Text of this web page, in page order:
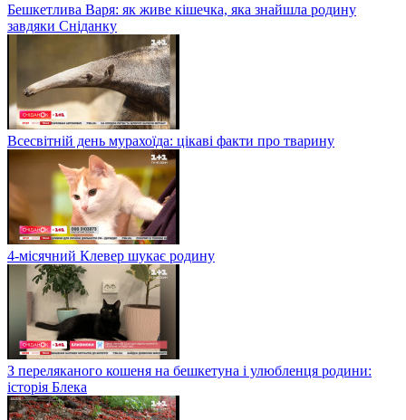
Бешкетлива Варя: як живе кішечка, яка знайшла родину
завдяки Сніданку
Всесвітній день мурахоїда: цікаві факти про тварину
4-місячний Клевер шукає родину
З переляканого кошеня на бешкетуна і улюбленця родини:
історія Блека